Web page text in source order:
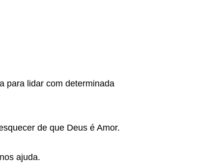
para lidar com determinada
de que Deus é Amor.
ajuda.